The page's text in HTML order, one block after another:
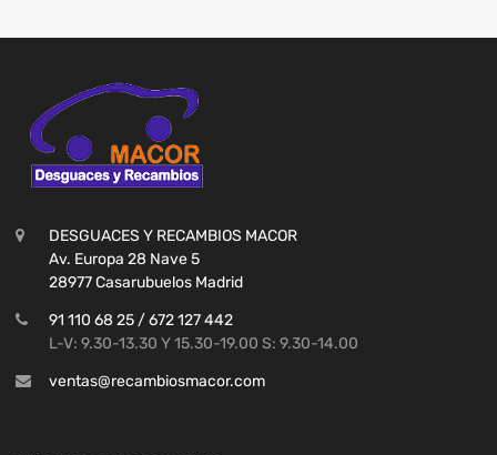
DESGUACES Y RECAMBIOS MACOR
Av. Europa 28 Nave 5
28977 Casarubuelos Madrid
91 110 68 25 / 672 127 442
L-V: 9.30-13.30 Y 15.30-19.00 S: 9.30-14.00
ventas@recambiosmacor.com